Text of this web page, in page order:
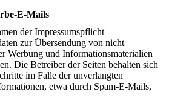
E-Mails
der Impressumspflicht
zur Übersendung von nicht
Werbung und Informationsmaterialien
Die Betreiber der Seiten behalten sich
im Falle der unverlangten
etwa durch Spam-E-Mails,